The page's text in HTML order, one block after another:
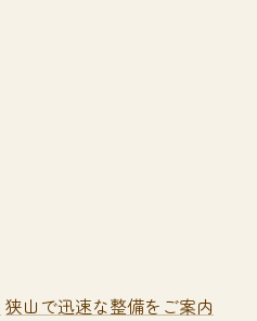
狭山で迅速な整備をご案内